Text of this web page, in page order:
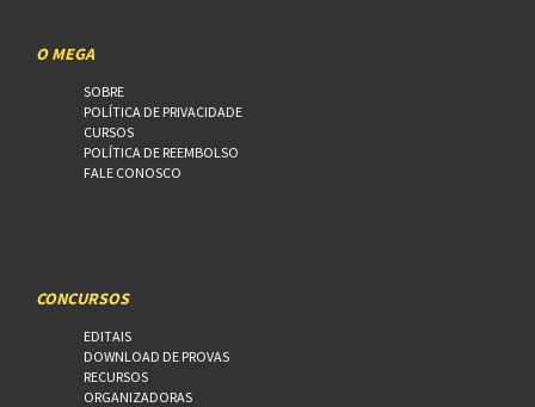
O MEGA
SOBRE
POLÍTICA DE PRIVACIDADE
CURSOS
POLÍTICA DE REEMBOLSO
FALE CONOSCO
CONCURSOS
EDITAIS
DOWNLOAD DE PROVAS
RECURSOS
ORGANIZADORAS